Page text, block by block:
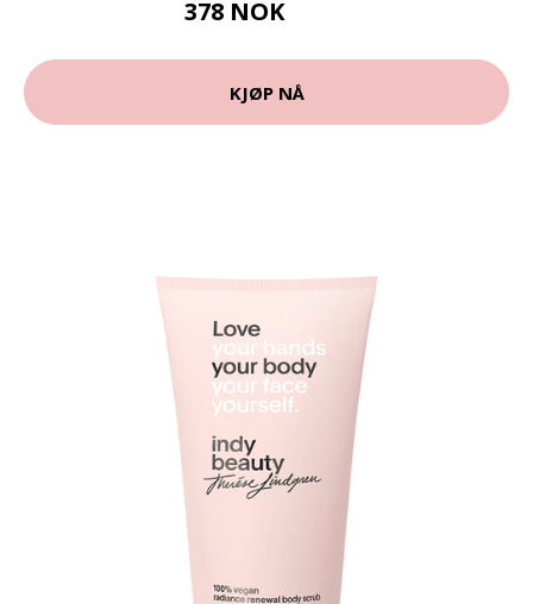
378 NOK
KJØP NÅ